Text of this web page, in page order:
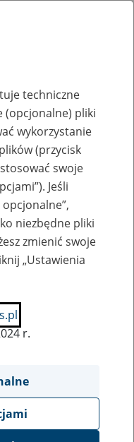
lub
pracy
techniczne
(opcjonalne) pliki
wykorzystanie
(przycisk
swoje
Jeśli
niezbędne pliki
zmienić swoje
„Ustawienia
r.